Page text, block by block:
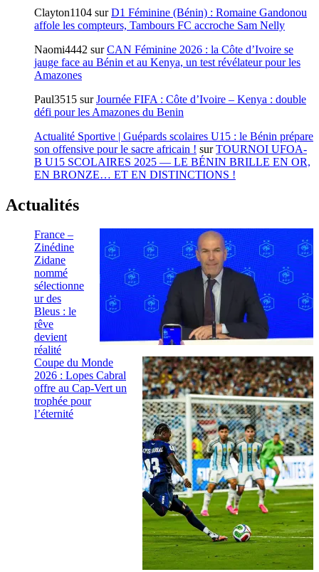
Clayton1104 surD1 Féminine (Bénin) : Romaine Gandonou
affole les compteurs, Tambours FC accroche Sam Nelly
Naomi4442 surCAN Féminine 2026 : la Côte d’Ivoire se
jauge face au Bénin et au Kenya, un test révélateur pour les
Amazones
Paul3515 surJournée FIFA : Côte d’Ivoire – Kenya : double
défi pour les Amazones du Benin
Actualité Sportive | Guépards scolaires U15 : le Bénin prépare
son offensive pour le sacre africain ! surTOURNOI UFOA-
B U15 SCOLAIRES 2025 — LE BÉNIN BRILLE EN OR,
EN BRONZE… ET EN DISTINCTIONS !
Actualités
France –
Zinédine
Zidane
nommé
sélectionne
ur des
Bleus : le
rêve
devient
réalité
Coupe du Monde
2026 : Lopes Cabral
offre au Cap-Vert un
trophée pour
l’éternité